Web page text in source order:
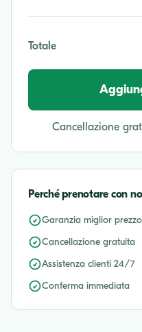
Totale
Cancellazione
Perché prenotare con
Garanzia miglior prezzo
Cancellazione gratuita
Assistenza clienti 24/7
Conferma immediata